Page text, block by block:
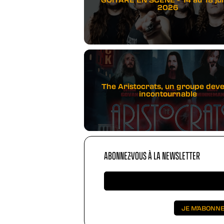
2026
The Aristocrats, un groupe
incontournable
ABONNEZ-VOUS À LA NEWSLETTER